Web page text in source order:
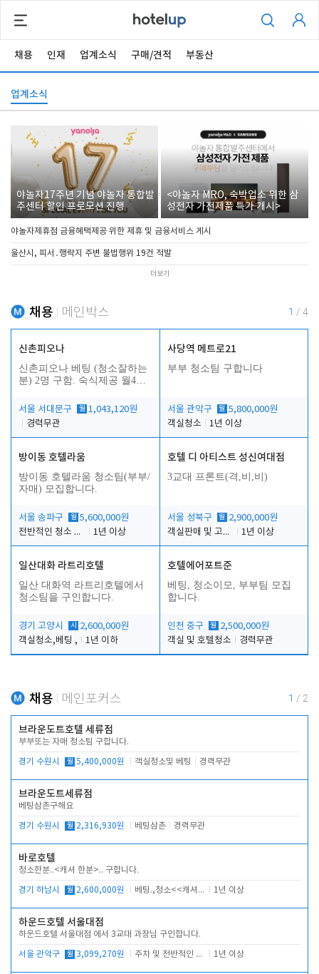
채용 인재 업계소식 구매/견적 부동산
업계소식
야놀자17주년 기념 야놀자 통합발
주센터 할인 프로모션 진행
<야놀자 MRO, 숙박업소 위한 삼
성전자 가전제품 특가 개시>
야놀자제휴점 금융혜택제공 위한 제휴 및 금융서비스 게시
울산시, 피서․행락지 주변 불법행위 19건 적발
더보기
채용 메인박스 1 / 4
신촌피오나
신촌피오나 베팅 (청소잘하는
분) 2명 구함. 숙식제공 월4회
서울 서대문구
월 1,043,120원
경력무관
사당역 메트로21
부부 청소팀 구합니다
서울 관악구 월 5,800,000원
객실청소
1년 이상
방이동 호텔라움
방이동 호텔라움 청소팀(부부/
자매) 모집합니다.
서울 송파구 월 5,600,000원
전반적인 청소 업무(객실청소.객실정리)
1년 이상
호텔 디 아티스트 성신여대점
3교대 프론트(격,비,비)
서울 성북구 월 2,900,000원
객실판매 및 고객응대
1년 이상
일산대화 라트리호텔
일산 대화역 라트리호텔에서
청소팀을 구인합니다.
경기 고양시 시
2,600,000원
객실청소,베팅 ,
1년 이하
호텔에어포트준
베팅, 청소이모, 부부팀 모집
합니다.
인천 중구 월 2,500,000원
객실 및 호텔청소
경력무관
채용 메인포커스 1 / 2
브라운도트호텔 세류점
부부또는 자매 청소팀 구합니다.
경기 수원시 월 5,400,000원 객실청소및 베팅 경력무관
브라운도트세류점
베팅삼촌구해요
경기 수원시 월 2,316,930원 베팅삼촌 경력무관
바로호텔
청소한분..<캐셔 한분>.. 구합니다.
경기 하남시 월 2,600,000원 베팅.,청소<<캐셔 모셔봅니다. 1년 이상
하운드호텔 서울대점
하운드호텔 서울대점 에서 3교대 과장님 구인합니다.
서울 관악구 월 3,099,270원 주차 및 전반적인 당번업무 1년 이상